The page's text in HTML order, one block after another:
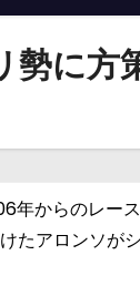
に方
からのレー
たアロンソが